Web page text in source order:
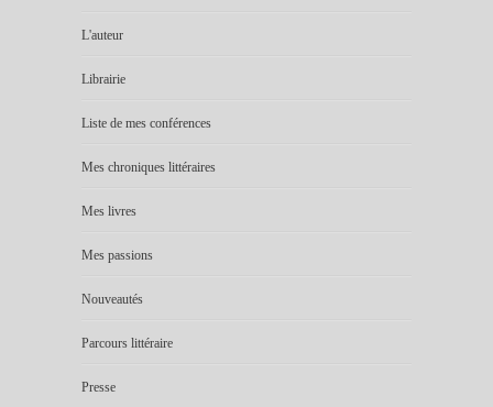
L'auteur
Librairie
Liste de mes conférences
Mes chroniques littéraires
Mes livres
Mes passions
Nouveautés
Parcours littéraire
Presse